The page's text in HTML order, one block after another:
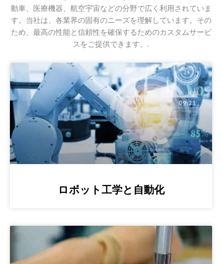
動車、医療機器、航空宇宙などの分野で広く利用されていま
す。当社は、各業界の固有のニーズを理解しています。その
ため、最高の性能と信頼性を確保するためのカスタムサービ
スをご提供できます。.
ロボット工学と自動化